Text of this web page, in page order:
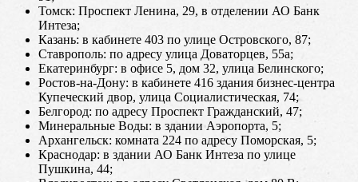
Томск: Проспект Ленина, 29, в отделении АО Банк
Интеза;
Казань: в кабинете 403 по улице Островского, 87;
Ставрополь: по адресу улица Доваторцев, 55а;
Екатеринбург: в офисе 5, дом 32, улица Белинского;
Ростов-на-Дону: в кабинете 416 здания бизнес-центра
Купеческий двор, улица Социалистическая, 74;
Белгород: по адресу Проспект Гражданский, 47;
Минеральные Воды: в здании Аэропорта, 5;
Архангельск: комната 224 по адресу Поморская, 5;
Краснодар: в здании АО Банк Интеза по улице
Пушкина, 44;